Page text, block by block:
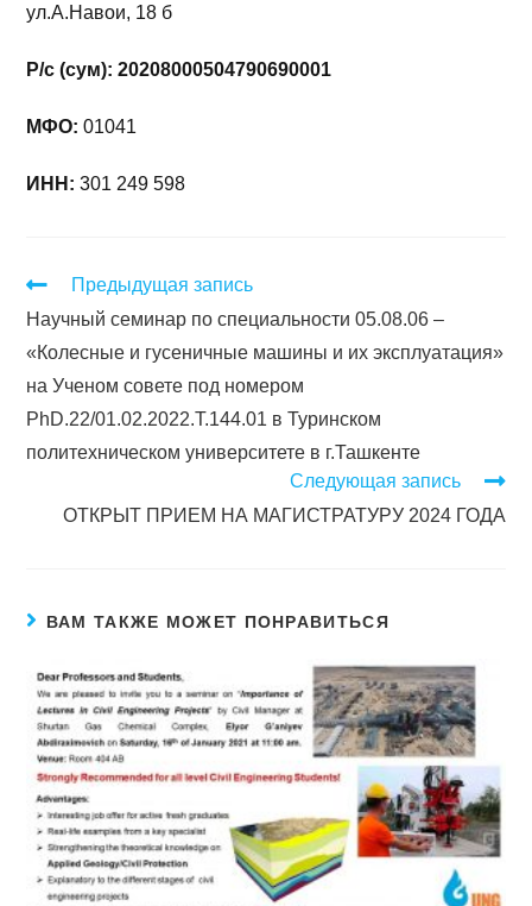
ул.А.Навои, 18 б
Р/с (сум): 20208000504790690001
МФО: 01041
ИНН: 301 249 598
Предыдущая запись
Научный семинар по специальности 05.08.06 –
«Колесные и гусеничные машины и их эксплуатация»
на Ученом совете под номером
PhD.22/01.02.2022.Т.144.01 в Туринском
политехническом университете в г.Ташкенте
Следующая запись
ОТКРЫТ ПРИЕМ НА МАГИСТРАТУРУ 2024 ГОДА
ВАМ ТАКЖЕ МОЖЕТ ПОНРАВИТЬСЯ